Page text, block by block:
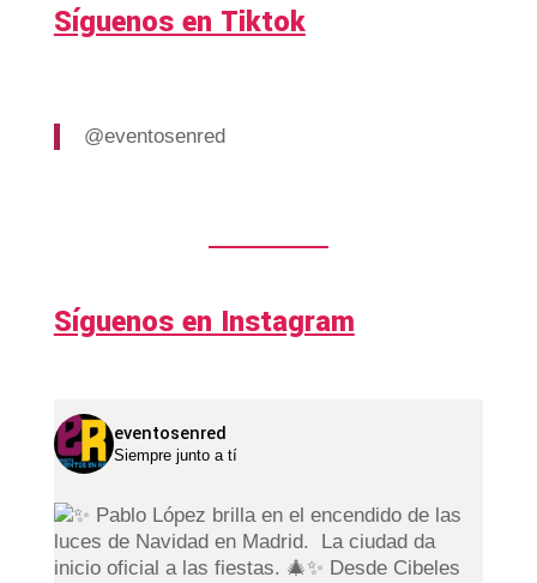
Síguenos en Tiktok
@eventosenred
Síguenos en Instagram
eventosenred
Siempre junto a tí